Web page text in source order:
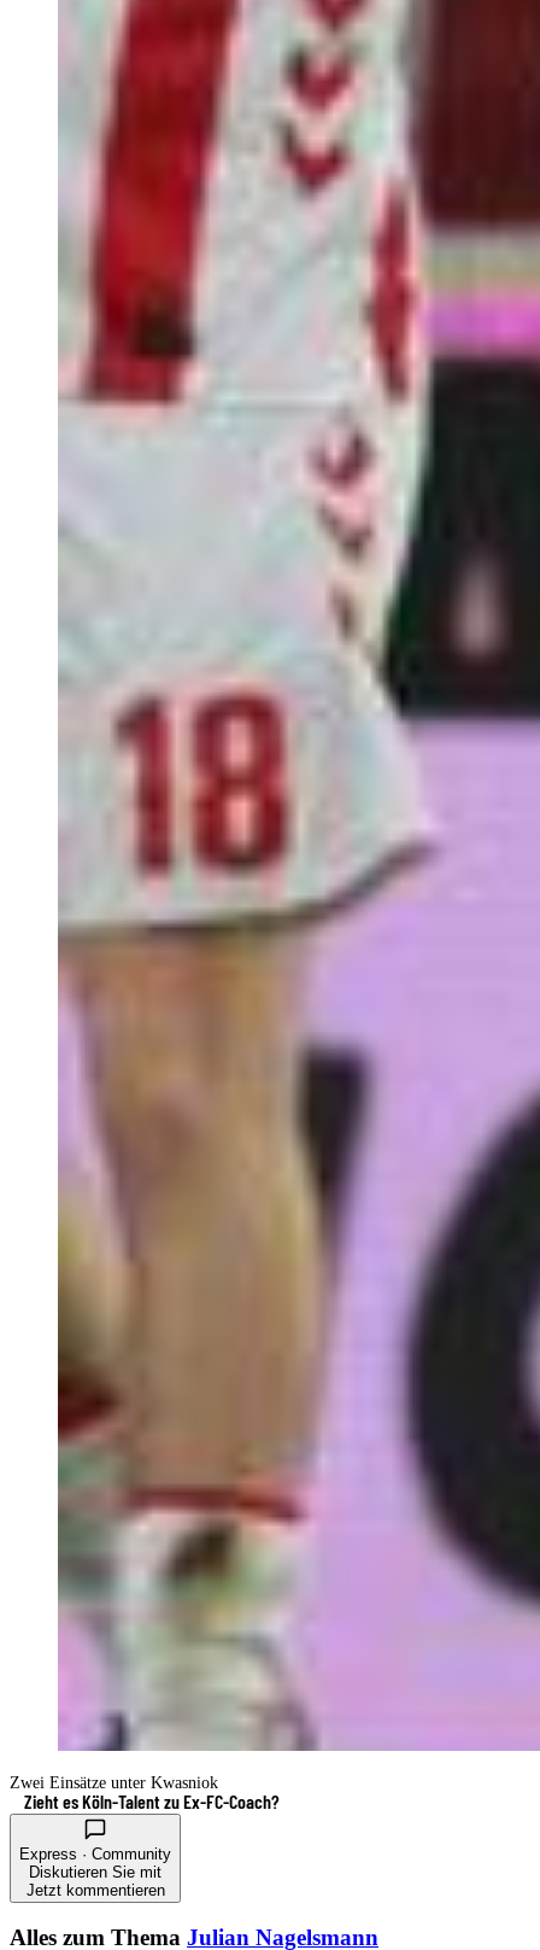
Zwei Einsätze unter Kwasniok
Zieht es Köln-Talent zu Ex-FC-Coach?
Express · Community
Diskutieren Sie mit
Jetzt kommentieren
Alles zum Thema Julian Nagelsmann